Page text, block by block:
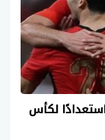
لكأس